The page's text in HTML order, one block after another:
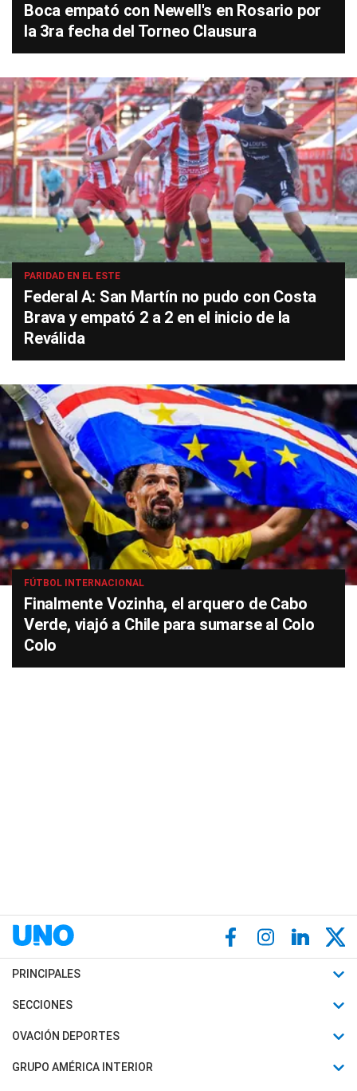
Boca empató con Newell's en Rosario por
la 3ra fecha del Torneo Clausura
PARIDAD EN EL ESTE
Federal A: San Martín no pudo con Costa
Brava y empató 2 a 2 en el inicio de la
Reválida
FÚTBOL INTERNACIONAL
Finalmente Vozinha, el arquero de Cabo
Verde, viajó a Chile para sumarse al Colo
Colo
PRINCIPALES
Últimas Noticias
Política
SECCIONES
Horóscopo
Motores
OVACIÓN DEPORTES
Fútbol
GRUPO AMÉRICA INTERIOR